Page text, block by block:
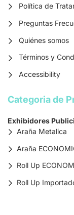
Política de
Preguntas
Quiénes somos
Términos y
Accessibility
Categoria de
Exhibidores
Araña Metalica
Araña
Roll Up
Roll Up